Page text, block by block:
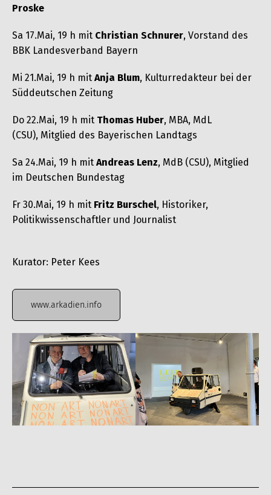
Proske
Sa 17.Mai, 19 h mit Christian Schnurer, Vorstand des
BBK Landesverband Bayern
Mi 21.Mai, 19 h mit Anja Blum, Kulturredakteur bei der
Süddeutschen Zeitung
Do 22.Mai, 19 h mit Thomas Huber, MBA, MdL
(CSU), Mitglied des Bayerischen Landtags
Sa 24.Mai, 19 h mit Andreas Lenz, MdB (CSU), Mitglied
im Deutschen Bundestag
Fr 30.Mai, 19 h mit Fritz Burschel, Historiker,
Politikwissenschaftler und Journalist
Kurator: Peter Kees
www.arkadien.info